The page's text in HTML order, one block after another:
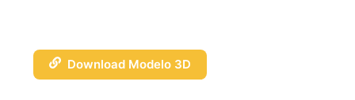
Download Modelo 3D